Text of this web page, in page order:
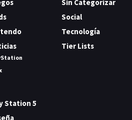
Station 5
Sin Categorizar
Social
Tecnología
Tier Lists